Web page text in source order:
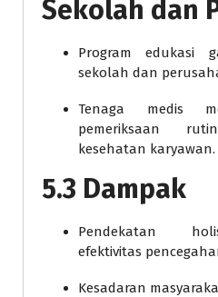
Sekolah dan
Program edukasi
sekolah dan
Tenaga medis
pemeriksaan
kesehatan karyawan.
5.3 Dampak
Pendekatan
efektivitas
Kesadaran